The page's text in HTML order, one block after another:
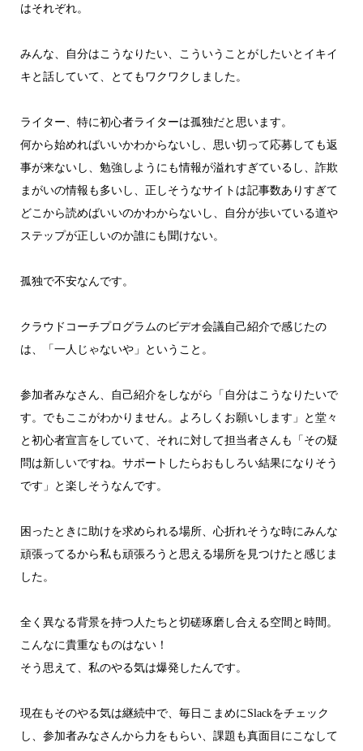
はそれぞれ。
みんな、自分はこうなりたい、こういうことがしたいとイキイ
キと話していて、とてもワクワクしました。
ライター、特に初心者ライターは孤独だと思います。
何から始めればいいかわからないし、思い切って応募しても返
事が来ないし、勉強しようにも情報が溢れすぎているし、詐欺
まがいの情報も多いし、正しそうなサイトは記事数ありすぎて
どこから読めばいいのかわからないし、自分が歩いている道や
ステップが正しいのか誰にも聞けない。
孤独で不安なんです。
クラウドコーチプログラムのビデオ会議自己紹介で感じたの
は、「一人じゃないや」ということ。
参加者みなさん、自己紹介をしながら「自分はこうなりたいで
す。でもここがわかりません。よろしくお願いします」と堂々
と初心者宣言をしていて、それに対して担当者さんも「その疑
問は新しいですね。サポートしたらおもしろい結果になりそう
です」と楽しそうなんです。
困ったときに助けを求められる場所、心折れそうな時にみんな
頑張ってるから私も頑張ろうと思える場所を見つけたと感じま
した。
全く異なる背景を持つ人たちと切磋琢磨し合える空間と時間。
こんなに貴重なものはない！
そう思えて、私のやる気は爆発したんです。
現在もそのやる気は継続中で、毎日こまめにSlackをチェック
し、参加者みなさんから力をもらい、課題も真面目にこなして